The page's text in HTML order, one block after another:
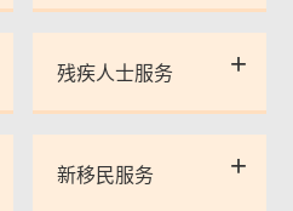
残疾人士服务
新移民服务